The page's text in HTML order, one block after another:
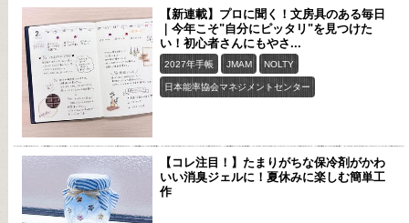
【新連載】プロに聞く！文房具のある毎日
｜今年こそ"自分にピッタリ"を見つけた
い！初心者さんにもやさ...
2027年手帳 JMAM NOLTY
日本能率協会マネジメントセンター
【コレ注目！】たまりがちな保冷剤がかわ
いい消臭ジェルに！夏休みに楽しむ簡単工
作